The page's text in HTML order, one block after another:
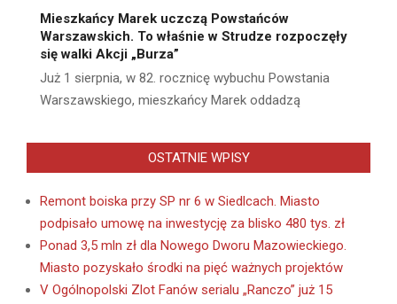
Mieszkańcy Marek uczczą Powstańców
Warszawskich. To właśnie w Strudze rozpoczęły
się walki Akcji „Burza”
Już 1 sierpnia, w 82. rocznicę wybuchu Powstania
Warszawskiego, mieszkańcy Marek oddadzą
OSTATNIE WPISY
Remont boiska przy SP nr 6 w Siedlcach. Miasto
podpisało umowę na inwestycję za blisko 480 tys. zł
Ponad 3,5 mln zł dla Nowego Dworu Mazowieckiego.
Miasto pozyskało środki na pięć ważnych projektów
V Ogólnopolski Zlot Fanów serialu „Ranczo” już 15